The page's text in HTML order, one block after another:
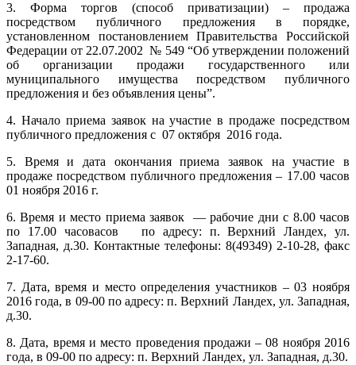
3. Форма торгов (способ приватизации) – продажа
посредством публичного предложения в порядке,
установленном постановлением Правительства Российской
Федерации от 22.07.2002 № 549 “Об утверждении положений
об организации продажи государственного или
муниципального имущества посредством публичного
предложения и без объявления цены”.
4. Начало приема заявок на участие в продаже посредством
публичного предложения с 07 октября 2016 года.
5. Время и дата окончания приема заявок на участие в
продаже посредством публичного предложения – 17.00 часов
01 ноября 2016 г.
6. Время и место приема заявок — рабочие дни с 8.00 часов
по 17.00 часовасов по адресу: п. Верхний Ландех, ул.
Западная, д.30. Контактные телефоны: 8(49349) 2-10-28, факс
2-17-60.
7. Дата, время и место определения участников – 03 ноября
2016 года, в 09-00 по адресу: п. Верхний Ландех, ул. Западная,
д.30.
8. Дата, время и место проведения продажи – 08 ноября 2016
года, в 09-00 по адресу: п. Верхний Ландех, ул. Западная, д.30.